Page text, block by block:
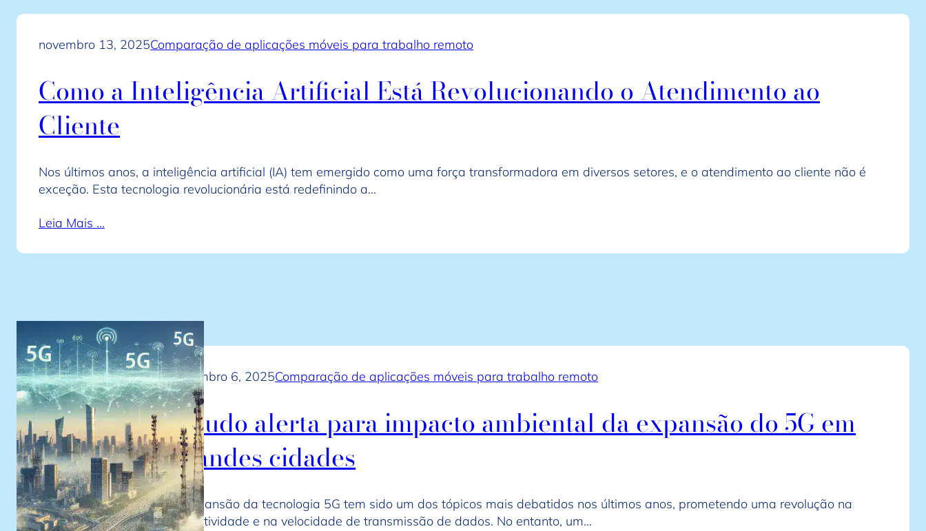
novembro 13, 2025Comparação de aplicações móveis para trabalho remoto
Como a Inteligência Artificial Está Revolucionando o Atendimento ao
Cliente
Nos últimos anos, a inteligência artificial (IA) tem emergido como uma força transformadora em diversos setores, e o atendimento ao cliente não é
exceção. Esta tecnologia revolucionária está redefinindo a…
Leia Mais …
novembro 6, 2025Comparação de aplicações móveis para trabalho remoto
Estudo alerta para impacto ambiental da expansão do 5G em
grandes cidades
A expansão da tecnologia 5G tem sido um dos tópicos mais debatidos nos últimos anos, prometendo uma revolução na
conectividade e na velocidade de transmissão de dados. No entanto, um…